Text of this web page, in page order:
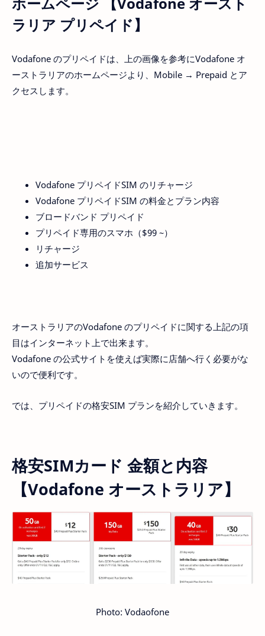
ラリア プリペイド】
Vodafone のプリペイドは、上の画像を参考にVodafone オ
ーストラリアのホームページより、Mobile → Prepaid とア
クセスします。
Vodafone プリペイドSIM のリチャージ
Vodafone プリペイドSIM の料金とプラン内容
ブロードバンド プリペイド
プリペイド専用のスマホ（$99 ~）
リチャージ
追加サービス
オーストラリアのVodafone のプリペイドに関する上記の項
目はインターネット上で出来ます。
Vodafone の公式サイトを使えば実際に店舗へ行く必要がな
いので便利です。
では、プリペイドの格安SIM プランを紹介していきます。
格安SIMカード 金額と内容
【Vodafone オーストラリア】
Photo: Vodaofone